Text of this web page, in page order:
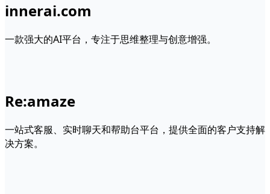
innerai.com
一款强大的AI平台，专注于思维整理与创意增强。
Re:amaze
一站式客服、实时聊天和帮助台平台，提供全面的客户支持解
决方案。